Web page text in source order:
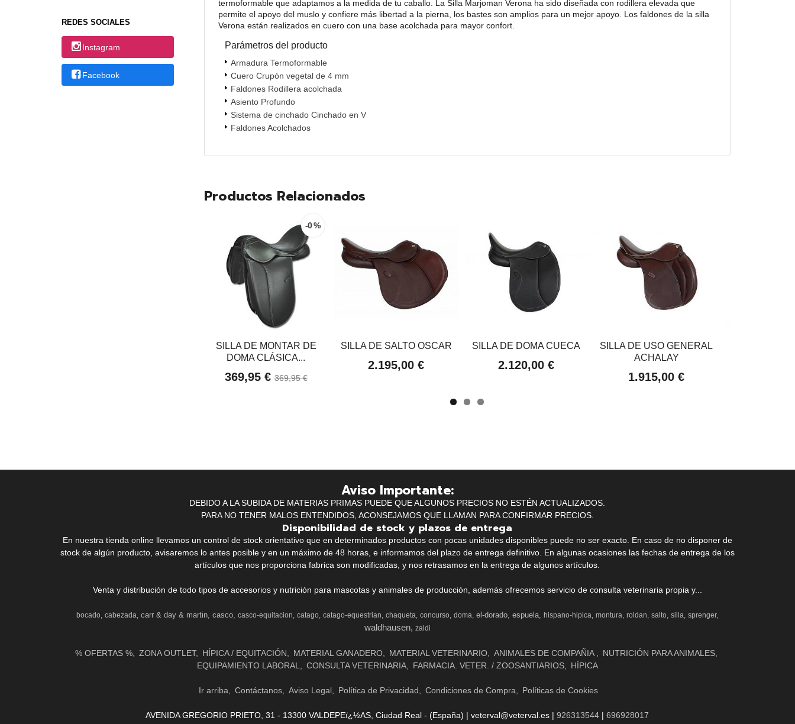
REDES SOCIALES
Instagram
Facebook
termoformable que adaptamos a la medida de tu caballo. La Silla Marjoman Verona ha sido diseñada con rodillera elevada que
permite el apoyo del muslo y confiere más libertad a la pierna, los bastes son amplios para un mejor apoyo. Los faldones de la silla
Verona están realizados en cuero con una base acolchada para mayor confort.
Parámetros del producto
Armadura Termoformable
Cuero Crupón vegetal de 4 mm
Faldones Rodillera acolchada
Asiento Profundo
Sistema de cinchado Cinchado en V
Faldones Acolchados
Productos Relacionados
-0 %
SILLA DE MONTAR DE
DOMA CLÁSICA...
369,95 €369,95 €
SILLA DE SALTO OSCAR
2.195,00 €
SILLA DE DOMA CUECA
2.120,00 €
SILLA DE USO GENERAL
ACHALAY
1.915,00 €
Aviso Importante:
DEBIDO A LA SUBIDA DE MATERIAS PRIMAS PUEDE QUE ALGUNOS PRECIOS NO ESTÉN ACTUALIZADOS.
PARA NO TENER MALOS ENTENDIDOS, ACONSEJAMOS QUE LLAMAN PARA CONFIRMAR PRECIOS.
Disponibilidad de stock y plazos de entrega
En nuestra tienda online llevamos un control de stock orientativo que en determinados productos con pocas unidades disponibles puede no ser exacto. En caso de no disponer de
stock de algún producto, avisaremos lo antes posible y en un máximo de 48 horas, e informamos del plazo de entrega definitivo. En algunas ocasiones las fechas de entrega de los
artículos que nos proporciona fabrica son modificadas, y nos retrasamos en la entrega de algunos artículos.
Venta y distribución de todo tipos de accesorios y nutrición para mascotas y animales de producción, además ofrecemos servicio de consulta veterinaria propia y...
bocado cabezada carr & day & martin casco casco-equitacion catago catago-equestrian chaqueta concurso doma el-dorado espuela hispano-hipica montura roldan salto silla sprenger
waldhausen zaldi
% OFERTAS % ZONA OUTLET HÍPICA / EQUITACIÓN MATERIAL GANADERO MATERIAL VETERINARIO ANIMALES DE COMPAÑIA
NUTRICIÓN PARA ANIMALES
EQUIPAMIENTO LABORAL
CONSULTA VETERINARIA FARMACIA. VETER. / ZOOSANTIARIOS HÍPICA
Ir arriba Contáctanos Aviso Legal Política de Privacidad Condiciones de Compra Políticas de Cookies
AVENIDA GREGORIO PRIETO, 31 - 13300 VALDEPEï¿½AS, Ciudad Real - (España) | veterval@veterval.es |926313544 |696928017